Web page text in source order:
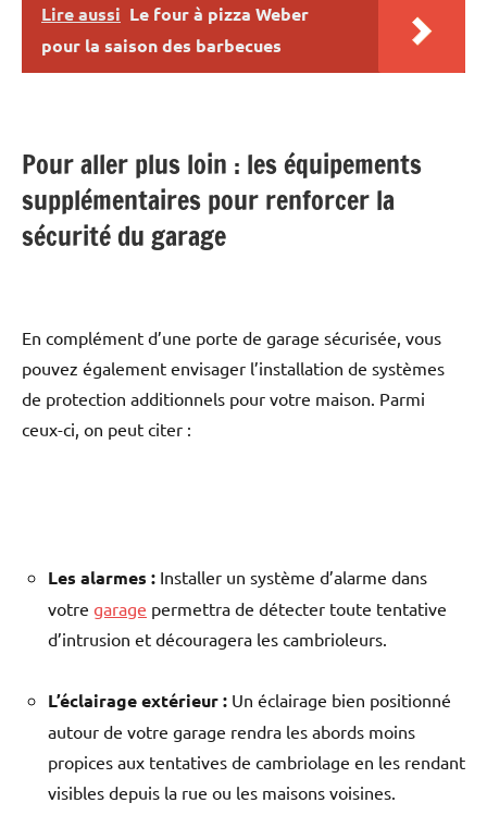
Lire aussi Le four à pizza Weber
pour la saison des barbecues
Pour aller plus loin : les équipements
supplémentaires pour renforcer la
sécurité du garage
En complément d’une porte de garage sécurisée, vous
pouvez également envisager l’installation de systèmes
de protection additionnels pour votre maison. Parmi
ceux-ci, on peut citer :
Les alarmes : Installer un système d’alarme dans
votre garage permettra de détecter toute tentative
d’intrusion et découragera les cambrioleurs.
L’éclairage extérieur : Un éclairage bien positionné
autour de votre garage rendra les abords moins
propices aux tentatives de cambriolage en les rendant
visibles depuis la rue ou les maisons voisines.